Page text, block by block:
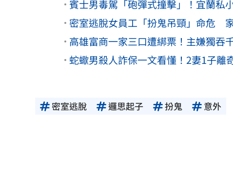
賓士男毒駕「砲彈式撞擊」！宜蘭
密室逃脫女員工「扮鬼吊頸」命危
高雄富商一家三口遭綁票！主嫌獨
蛇蠍男殺人詐保一文看懂！2妻1子
密室逃脫 邏思起子 扮鬼 意外